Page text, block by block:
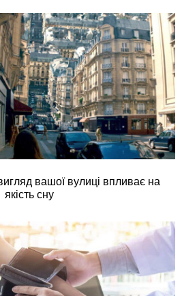
вашої вулиці впливає на
якість сну